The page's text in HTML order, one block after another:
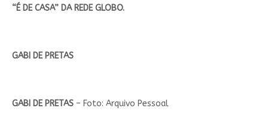
“É DE CASA” DA REDE GLOBO.
GABI DE PRETAS
GABI DE PRETAS– Foto: Arquivo Pessoal